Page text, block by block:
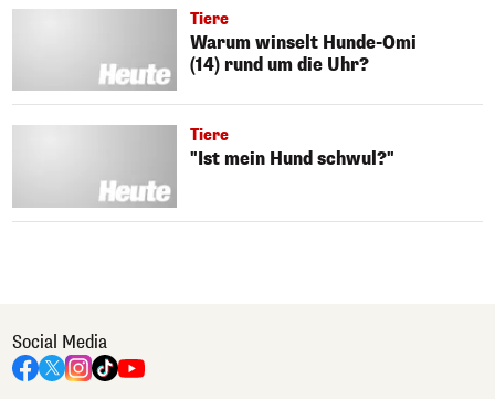
Tiere
Warum winselt Hunde-Omi
(14) rund um die Uhr?
Tiere
"Ist mein Hund schwul?"
Social Media